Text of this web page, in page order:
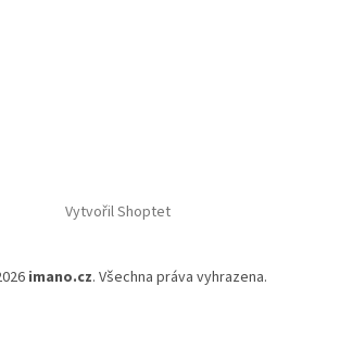
Vytvořil Shoptet
imano.cz. Všechna práva vyhrazena.